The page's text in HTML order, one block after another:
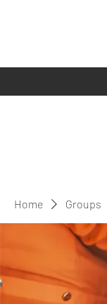
Home Groups